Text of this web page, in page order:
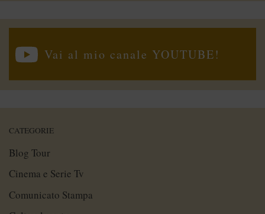
Vai al mio canale YOUTUBE!
CATEGORIE
Blog Tour
Cinema e Serie Tv
Comunicato Stampa